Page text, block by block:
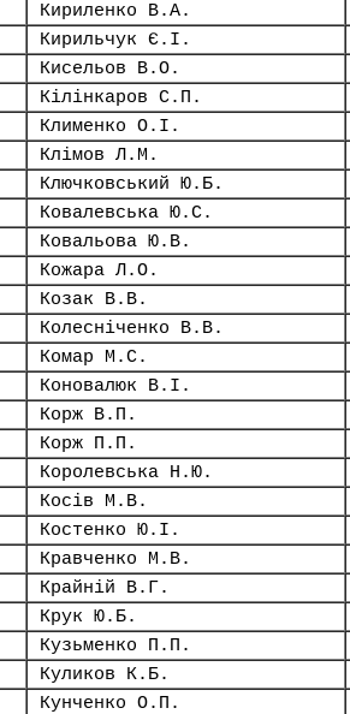
Кириленко В.А.
Кирильчук Є.І.
Кисельов В.О.
Кілінкаров С.П.
Клименко О.І.
Клімов Л.М.
Ключковський Ю.Б.
Ковалевська Ю.С.
Ковальова Ю.В.
Кожара Л.О.
Козак В.В.
Колесніченко В.В.
Комар М.С.
Коновалюк В.І.
Корж В.П.
Корж П.П.
Королевська Н.Ю.
Косів М.В.
Костенко Ю.І.
Кравченко М.В.
Крайній В.Г.
Крук Ю.Б.
Кузьменко П.П.
Куликов К.Б.
Кунченко О.П.